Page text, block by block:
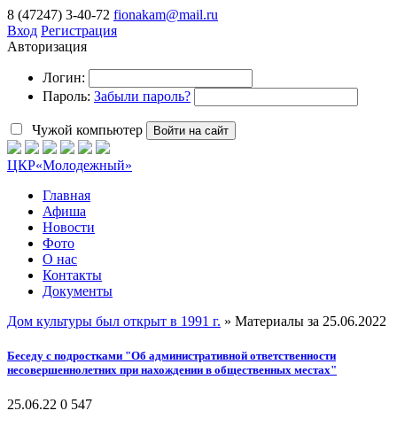
8 (47247) 3-40-72 fionakam@mail.ru
Вход Регистрация
Авторизация
Логин:
Пароль: Забыли пароль?
Чужой компьютер Войти на сайт
ЦКР«Молодежный»
Главная
Афиша
Новости
Фото
О нас
Контакты
Документы
Дом культуры был открыт в 1991 г. » Материалы за 25.06.2022
Беседу с подростками "Об административной ответственности
несовершеннолетних при нахождении в общественных местах"
25.06.22 0 547